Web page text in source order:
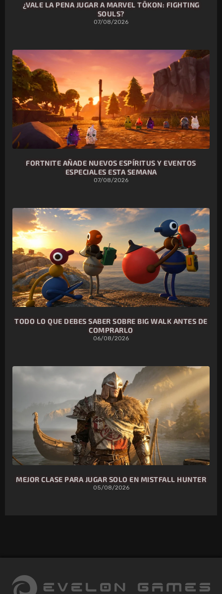
¿VALE LA PENA JUGAR A MARVEL TŌKON: FIGHTING
SOULS?
07/08/2026
FORTNITE AÑADE NUEVOS ESPÍRITUS Y EVENTOS
ESPECIALES ESTA SEMANA
07/08/2026
TODO LO QUE DEBES SABER SOBRE BIG WALK ANTES DE
COMPRARLO
06/08/2026
MEJOR CLASE PARA JUGAR SOLO EN MISTFALL HUNTER
05/08/2026